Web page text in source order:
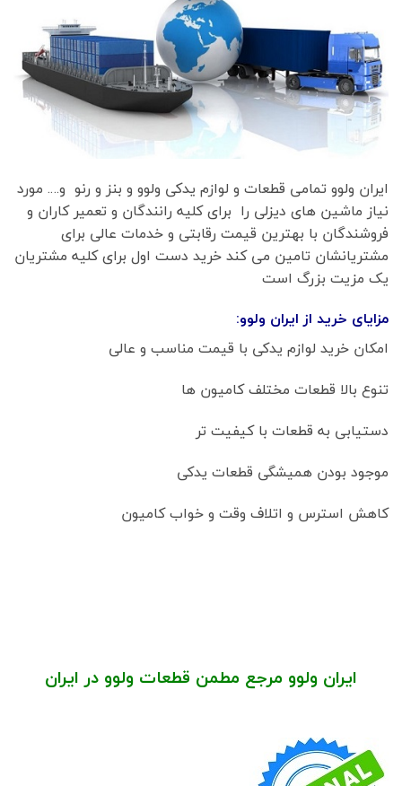
ایران ولوو تمامی قطعات و لوازم یدکی ولوو و بنز و رنو و…. مورد
نیاز ماشین های دیزلی را برای کلیه رانندگان و تعمیر کاران و
فروشندگان با بهترین قیمت رقابتی و خدمات عالی برای
مشتریانشان تامین می کند خرید دست اول برای کلیه مشتریان
یک مزیت بزرگ است
مزایای خرید از ایران ولوو:
امکان خرید لوازم یدکی با قیمت مناسب و عالی
تنوع بالا قطعات مختلف کامیون ها
دستیابی به قطعات با کیفیت تر
موجود بودن همیشگی قطعات یدکی
کاهش استرس و اتلاف وقت و خواب کامیون
ایران ولوو مرجع مطمن قطعات ولوو در ایران